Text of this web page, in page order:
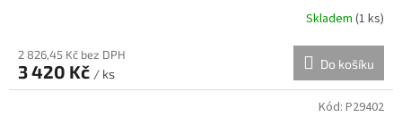
Skladem (1 ks)
2 826,45 Kč bez DPH
3 420 Kč / ks
Do košíku
Kód: P29402